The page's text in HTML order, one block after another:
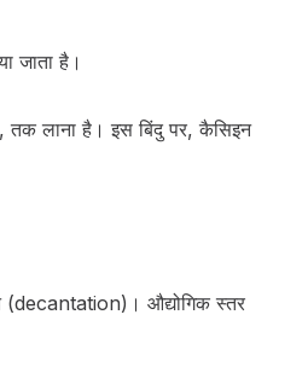
जाता है।
तक लाना है। इस बिंदु पर, कैसिइन
(decantation)। औद्योगिक स्तर